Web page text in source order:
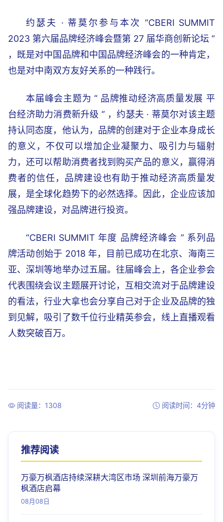
约瑟夫 · 蒂莫尔参与本次 “CBERI SUMMIT
2023 第六届品牌经济峰会暨第 27 届华商创新论坛 ”
，既是对中国品牌和中国品牌经济峰会的一种肯定，
也是对中南双方友好关系的一种践行。
本届峰会主题为 “ 品牌推动经济高质量发展 平
台经济助力消费新升级 ” ，约瑟夫 · 蒂莫尔对该主题
持认同态度，他认为，品牌的创建对于企业本身成长
的意义，不仅可以增加企业凝聚力、吸引力与辐射
力，还可以帮助消费者找到购买产品的意义，赢得消
费者的信任，品牌建设也有助于推动经济高质量发
展，是全球化趋势下的必然选择。因此，企业应该加
强品牌建设，对品牌进行投资。
“CBERI SUMMIT 年度 品牌经济峰会 ” 系列品
牌活动创始于 2018 年，目前已成功在北京、海南三
亚、深圳等地举办过五届。往届峰会上，各企业参会
代表围绕会议主题展开讨论，互相交流对于品牌建设
的看法，行业大拿也会分享自己对于企业及品牌的独
到见解，吸引了数千位行业精英参会，线上直播观看
人数突破百万。
阅读量：1308 阅读时间：4分钟
推荐阅读
万豪万枫酒店持续深耕大湾区市场 深圳前海万豪万
枫酒店启幕
08月08日